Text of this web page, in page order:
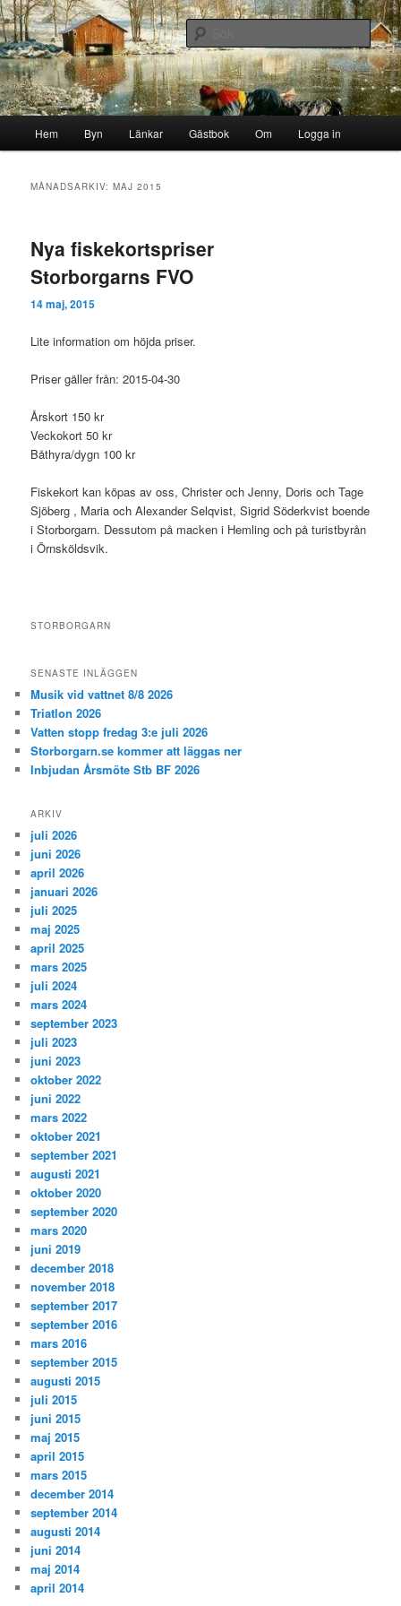
Hoppa
till
primärt
innehåll
Hoppa
till
sekundärt
innehållStorborgarn
Byn i skogen
Sök
Hem Byn Länkar Gästbok Om Logga in
MÅNADSARKIV:MAJ 2015
Nya fiskekortspriser
Storborgarns FVO
14 maj, 2015
Lite information om höjda priser.
Priser gäller från: 2015-04-30
Årskort 150 kr
Veckokort 50 kr
Båthyra/dygn 100 kr
Fiskekort kan köpas av oss, Christer och Jenny, Doris och Tage
Sjöberg , Maria och Alexander Selqvist, Sigrid Söderkvist boende
i Storborgarn. Dessutom på macken i Hemling och på turistbyrån
i Örnsköldsvik.
STORBORGARN
SENASTE INLÄGGEN
Musik vid vattnet 8/8 2026
Triatlon 2026
Vatten stopp fredag 3:e juli 2026
Storborgarn.se kommer att läggas ner
Inbjudan Årsmöte Stb BF 2026
ARKIV
juli 2026
juni 2026
april 2026
januari 2026
juli 2025
maj 2025
april 2025
mars 2025
juli 2024
mars 2024
september 2023
juli 2023
juni 2023
oktober 2022
juni 2022
mars 2022
oktober 2021
september 2021
augusti 2021
oktober 2020
september 2020
mars 2020
juni 2019
december 2018
november 2018
september 2017
september 2016
mars 2016
september 2015
augusti 2015
juli 2015
juni 2015
maj 2015
april 2015
mars 2015
december 2014
september 2014
augusti 2014
juni 2014
maj 2014
april 2014